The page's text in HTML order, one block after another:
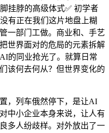
挂脖的高级体式✅ 初学者
有正在我们这片地盘上糊
一部门工做。商业和、手艺
世界面对的危局的元素拆解
的同业抢光了。就算日常
该何去何从？但世界变化的
列车俄然停下，是让AI
中小企业本身来说，让人有
多人纷歧样。对外放出了一